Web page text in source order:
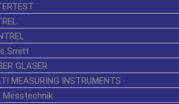
Smitt
GLASER
MEASURING INSTRUMENTS
Messtechnik